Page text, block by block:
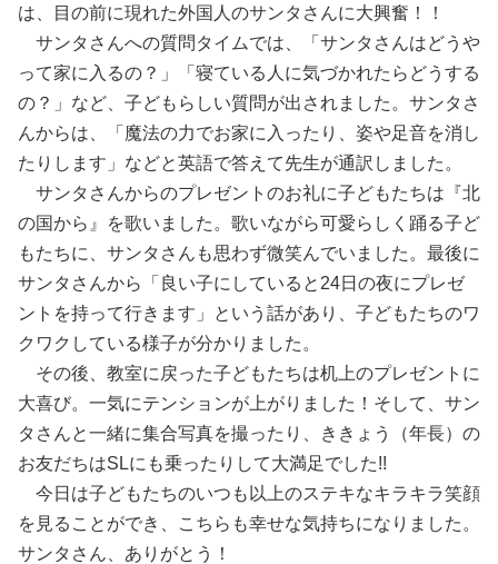
は、目の前に現れた外国人のサンタさんに大興奮！！
サンタさんへの質問タイムでは、「サンタさんはどうや
って家に入るの？」「寝ている人に気づかれたらどうする
の？」など、子どもらしい質問が出されました。サンタさ
んからは、「魔法の力でお家に入ったり、姿や足音を消し
たりします」などと英語で答えて先生が通訳しました。
サンタさんからのプレゼントのお礼に子どもたちは『北
の国から』を歌いました。歌いながら可愛らしく踊る子ど
もたちに、サンタさんも思わず微笑んでいました。最後に
サンタさんから「良い子にしていると24日の夜にプレゼ
ントを持って行きます」という話があり、子どもたちのワ
クワクしている様子が分かりました。
その後、教室に戻った子どもたちは机上のプレゼントに
大喜び。一気にテンションが上がりました！そして、サン
タさんと一緒に集合写真を撮ったり、ききょう（年長）の
お友だちはSLにも乗ったりして大満足でした!!
今日は子どもたちのいつも以上のステキなキラキラ笑顔
を見ることができ、こちらも幸せな気持ちになりました。
サンタさん、ありがとう！